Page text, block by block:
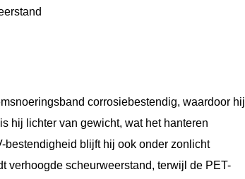
corrosiebestendig, waardoor hij
hij lichter van gewicht, wat het hanteren
bestendigheid blijft hij ook onder zonlicht
verhoogde scheurweerstand, terwijl de PET-